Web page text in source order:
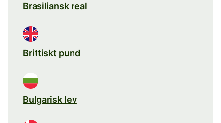
Brasiliansk real
Brittiskt pund
Bulgarisk lev